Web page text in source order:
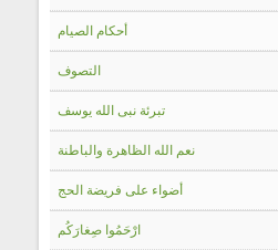
أحكام الصيام
التصوف
تبرئة نبى الله يوسف
نعم الله الظاهرة والباطنة
أضواء على فريضة الحج
ارْحَمُوا صِغارَكُم